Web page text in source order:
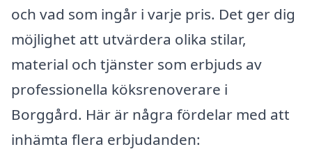
och vad som ingår i varje pris. Det ger dig
möjlighet att utvärdera olika stilar,
material och tjänster som erbjuds av
professionella köksrenoverare i
Borggård. Här är några fördelar med att
inhämta flera erbjudanden: